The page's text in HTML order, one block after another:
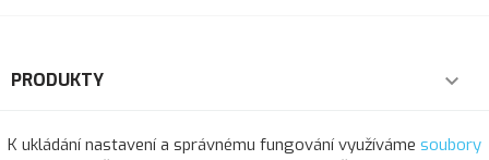
PRODUKTY 
NAŠE SPOLEČNOST 
K ukládání nastavení a správnému fungování využíváme soubory